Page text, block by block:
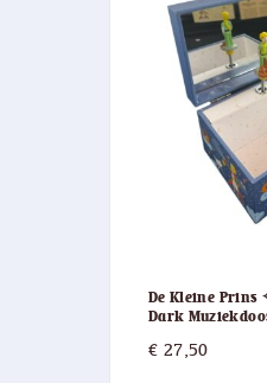
De Kleine Prins
Dark
€ 27,50